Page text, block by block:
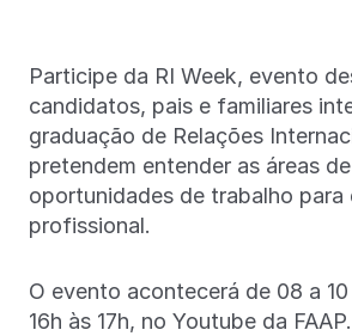
Participe da RI Week, evento
candidatos, pais e familiares
graduação de Relações
pretendem entender as áreas
oportunidades de trabalho para
profissional.
O evento acontecerá de 08 a
16h às 17h, no Youtube da